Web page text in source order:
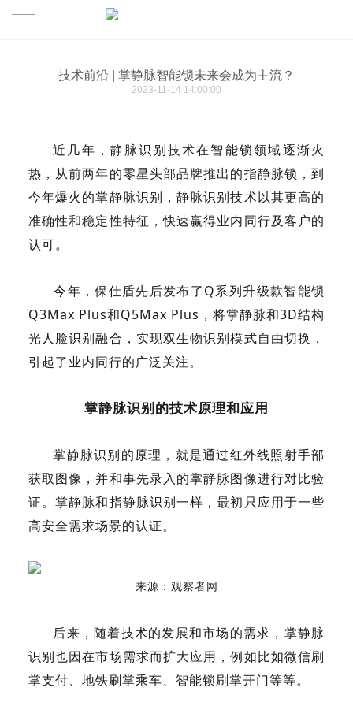
技术前沿 | 掌静脉智能锁未来会成为主流？
2023-11-14 14:00:00
近几年，静脉识别技术在智能锁领域逐渐火
热，从前两年的零星头部品牌推出的指静脉锁，到
今年爆火的掌静脉识别，静脉识别技术以其更高的
准确性和稳定性特征，快速赢得业内同行及客户的
认可。
今年，保仕盾先后发布了Q系列升级款智能锁
Q3Max Plus和Q5Max Plus，将掌静脉和3D结构
光人脸识别融合，实现双生物识别模式自由切换，
引起了业内同行的广泛关注。
掌静脉识别的技术原理和应用
掌静脉识别的原理，就是通过红外线照射手部
获取图像，并和事先录入的掌静脉图像进行对比验
证。掌静脉和指静脉识别一样，最初只应用于一些
高安全需求场景的认证。
来源：观察者网
后来，随着技术的发展和市场的需求，掌静脉
识别也因在市场需求而扩大应用，例如比如微信刷
掌支付、地铁刷掌乘车、智能锁刷掌开门等等。
全自动智能锁
半自动智能锁
智能锁配件
招商加盟
服务支持